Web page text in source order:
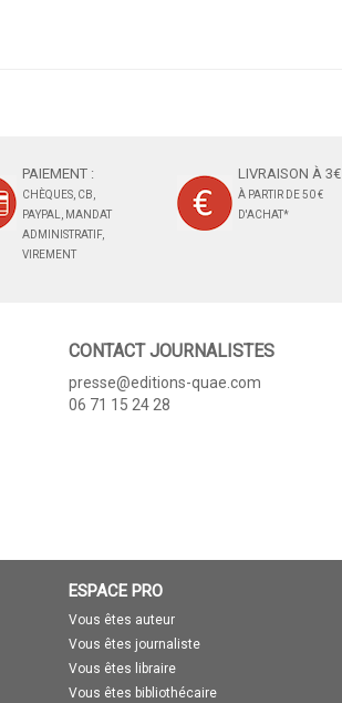
PAIEMENT :
CHÈQUES, CB,
PAYPAL, MANDAT
ADMINISTRATIF,
VIREMENT
LIVRAISON À 3€
À PARTIR DE 50 €
D'ACHAT*
CONTACT JOURNALISTES
presse@editions-quae.com
06 71 15 24 28
ESPACE PRO
Vous êtes auteur
Vous êtes journaliste
Vous êtes libraire
Vous êtes bibliothécaire